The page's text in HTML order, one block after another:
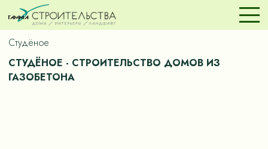
Студёное
СТУДЁНОЕ - СТРОИТЕЛЬСТВО ДОМОВ ИЗ
ГАЗОБЕТОНА